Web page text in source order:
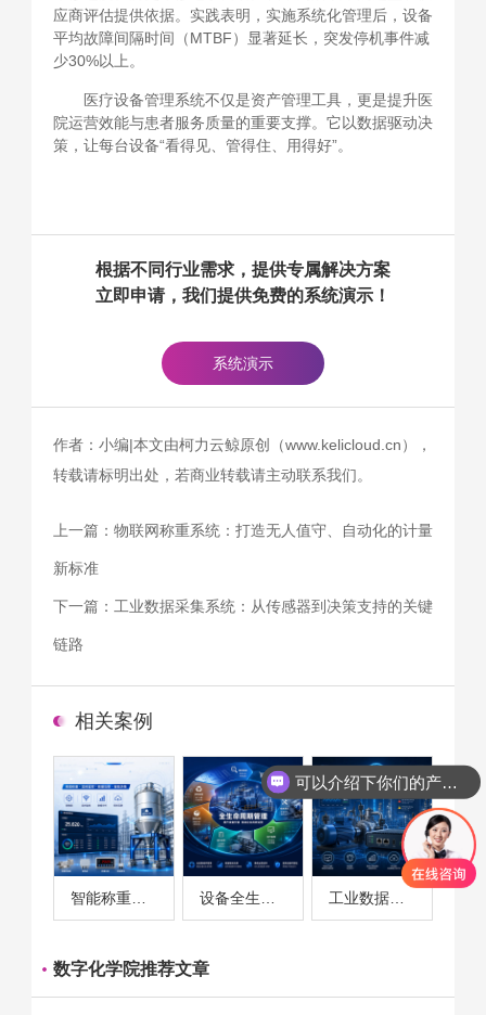
应商评估提供依据。实践表明，实施系统化管理后，设备
平均故障间隔时间（MTBF）显著延长，突发停机事件减
少30%以上。
医疗设备管理系统不仅是资产管理工具，更是提升医
院运营效能与患者服务质量的重要支撑。它以数据驱动决
策，让每台设备“看得见、管得住、用得好”。
根据不同行业需求，提供专属解决方案
立即申请，我们提供免费的系统演示！
系统演示
作者：小编|本文由柯力云鲸原创（www.kelicloud.cn），
转载请标明出处，若商业转载请主动联系我们。
上一篇： 物联网称重系统：打造无人值守、自动化的计量
新标准
下一篇： 工业数据采集系统：从传感器到决策支持的关键
链路
相关案例
智能称重系统案例 工业数据采集与设备监控案例
数字化学院推荐文章
可以介绍下你们的产品么
你们是怎么收费的呢